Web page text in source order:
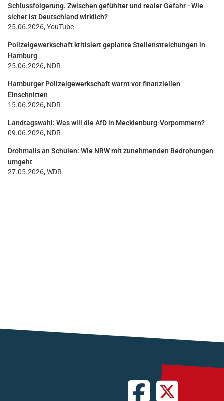
Schlussfolgerung. Zwischen gefühlter und realer Gefahr - Wie
sicher ist Deutschland wirklich?
25.06.2026, YouTube
Polizeigewerkschaft kritisiert geplante Stellenstreichungen in
Hamburg
25.06.2026, NDR
Hamburger Polizeigewerkschaft warnt vor finanziellen
Einschnitten
15.06.2026, NDR
Landtagswahl: Was will die AfD in Mecklenburg-Vorpommern?
09.06.2026, NDR
Drohmails an Schulen: Wie NRW mit zunehmenden Bedrohungen
umgeht
27.05.2026, WDR